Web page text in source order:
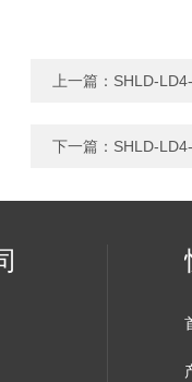
上一篇： SHLD-
下一篇： SHLD-